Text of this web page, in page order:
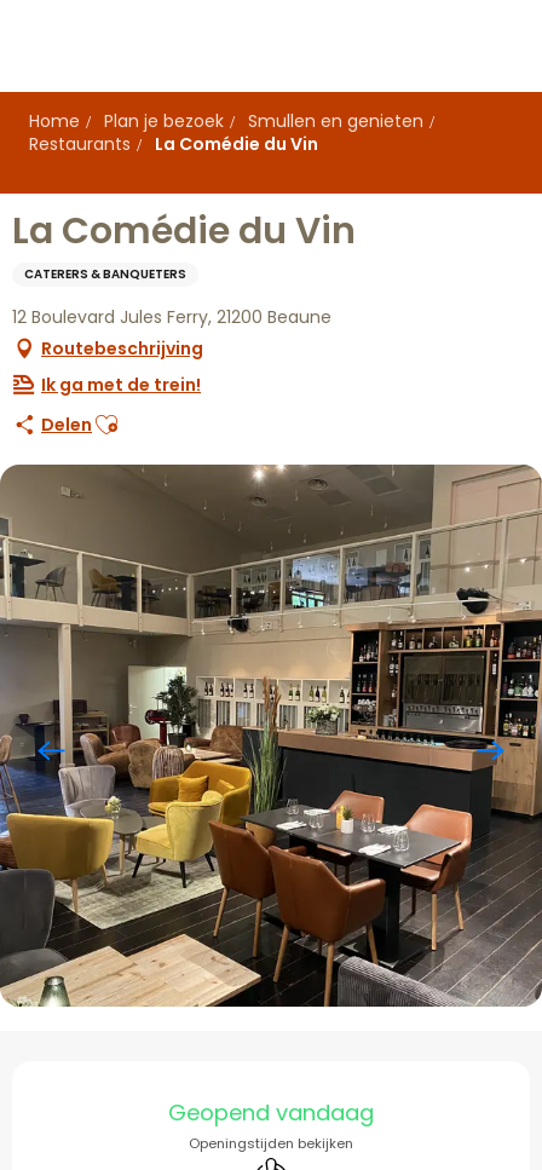
principal
Home
Plan je bezoek
Smullen en genieten
Restaurants
La Comédie du Vin
La Comédie du Vin
CATERERS & BANQUETERS
12 Boulevard Jules Ferry, 21200 Beaune
Routebeschrijving
Ik ga met de trein!
Delen Ajouter aux favoris
Openingstijden en
Geopend vandaag
Openingstijden bekijken
Met airco